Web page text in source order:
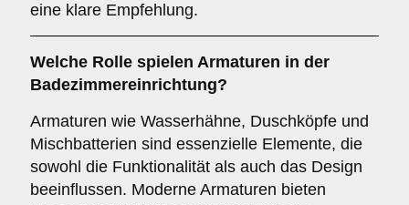
eine klare Empfehlung.
Welche Rolle spielen Armaturen in der
Badezimmereinrichtung?
Armaturen wie Wasserhähne, Duschköpfe und
Mischbatterien sind essenzielle Elemente, die
sowohl die Funktionalität als auch das Design
beeinflussen. Moderne Armaturen bieten